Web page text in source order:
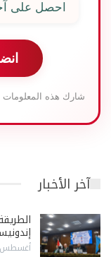
احصل على
شارك هذه المعلومات
آخر الأخبار
أغسطس 9, 2026